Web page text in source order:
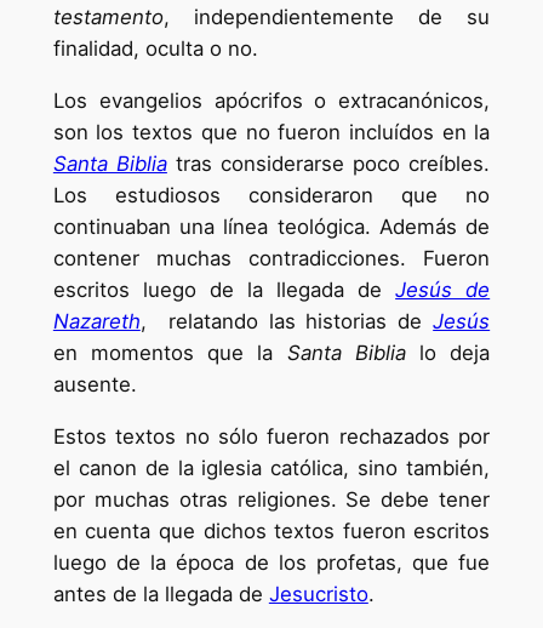
testamento, independientemente de su
finalidad, oculta o no.
Los evangelios apócrifos o extracanónicos,
son los textos que no fueron incluídos en la
Santa Bibliatras considerarse poco creíbles.
Los estudiosos consideraron que no
continuaban una línea teológica. Además de
contener muchas contradicciones. Fueron
escritos luego de la llegada deJesús de
Nazareth, relatando las historias deJesús
en momentos que la Santa Biblialo deja
ausente.
Estos textos no sólo fueron rechazados por
el canon de la iglesia católica, sino también,
por muchas otras religiones. Se debe tener
en cuenta que dichos textos fueron escritos
luego de la época de los profetas, que fue
antes de la llegada de Jesucristo.